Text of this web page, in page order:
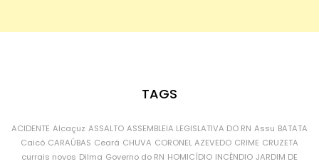
TAGS
ACIDENTE Alcaçuz ASSALTO ASSEMBLEIA LEGISLATIVA DO RN Assu BATATA
Caicó CARAÚBAS Ceará CHUVA CORONEL AZEVEDO CRIME CRUZETA
currais novos Dilma Governo do RN HOMICÍDIO INCÊNDIO JARDIM DE